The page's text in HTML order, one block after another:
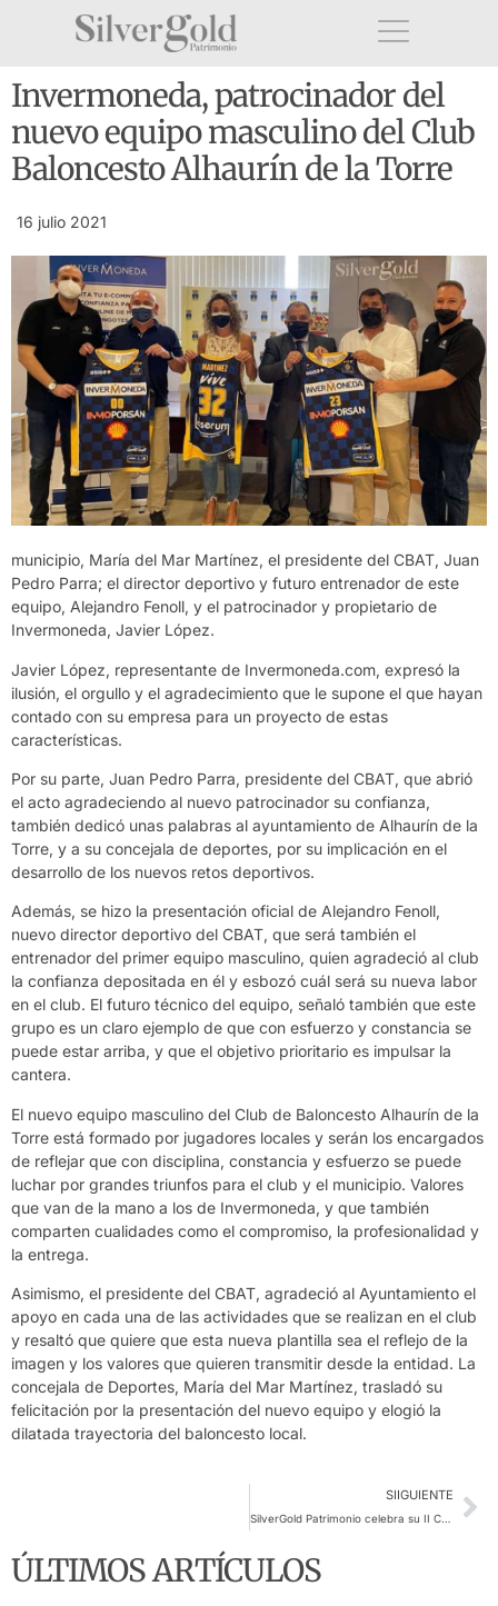
Invermoneda, patrocinador del
nuevo equipo masculino del Club
Baloncesto Alhaurín de la Torre
16 julio 2021
municipio, María del Mar Martínez, el presidente del CBAT, Juan
Pedro Parra; el director deportivo y futuro entrenador de este
equipo, Alejandro Fenoll, y el patrocinador y propietario de
Invermoneda, Javier López.
Javier López, representante de Invermoneda.com, expresó la
ilusión, el orgullo y el agradecimiento que le supone el que hayan
contado con su empresa para un proyecto de estas
características.
Por su parte, Juan Pedro Parra, presidente del CBAT, que abrió
el acto agradeciendo al nuevo patrocinador su confianza,
también dedicó unas palabras al ayuntamiento de Alhaurín de la
Torre, y a su concejala de deportes, por su implicación en el
desarrollo de los nuevos retos deportivos.
Además, se hizo la presentación oficial de Alejandro Fenoll,
nuevo director deportivo del CBAT, que será también el
entrenador del primer equipo masculino, quien agradeció al club
la confianza depositada en él y esbozó cuál será su nueva labor
en el club. El futuro técnico del equipo, señaló también que este
grupo es un claro ejemplo de que con esfuerzo y constancia se
puede estar arriba, y que el objetivo prioritario es impulsar la
cantera.
El nuevo equipo masculino del Club de Baloncesto Alhaurín de la
Torre está formado por jugadores locales y serán los encargados
de reflejar que con disciplina, constancia y esfuerzo se puede
luchar por grandes triunfos para el club y el municipio. Valores
que van de la mano a los de Invermoneda, y que también
comparten cualidades como el compromiso, la profesionalidad y
la entrega.
Asimismo, el presidente del CBAT, agradeció al Ayuntamiento el
apoyo en cada una de las actividades que se realizan en el club
y resaltó que quiere que esta nueva plantilla sea el reflejo de la
imagen y los valores que quieren transmitir desde la entidad. La
concejala de Deportes, María del Mar Martínez, trasladó su
felicitación por la presentación del nuevo equipo y elogió la
dilatada trayectoria del baloncesto local.
SIIGUIENTE
SilverGold Patrimonio celebra su II Convención Anual Comercial
ÚLTIMOS ARTÍCULOS